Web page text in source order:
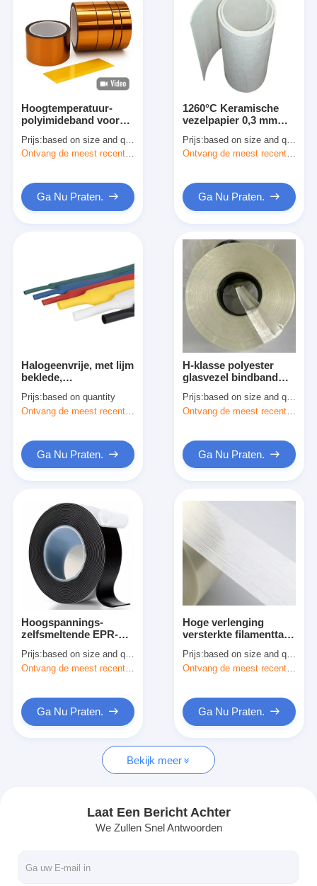
Producten
Ongeveer ons
Fabrieksreis
Kwaliteitscontrole
Zelfklevende Isolatieband
De Isolatieband van de glasdoek
Hittebestendige Isolatieband
De Plakband van de Polyimidefilm
Aluminiumfolie Plakband
Hoogtemperatuur-
polyimideband voor
Prijs: based on size and quantity
Ontvang de meest recente Prijs
Ga Nu Praten.
1260°C Keramische
vezelpapier 0,3 mm
isolatiemateriaal
Prijs: based on size and quantity
Ontvang de meest recente Prijs
Ga Nu Praten.
Halogeenvrije, met lijm
beklede,
buis, vlamvertragend,
waterdicht
Prijs: based on quantity
Ontvang de meest recente Prijs
Ga Nu Praten.
H-klasse polyester
glasvezel bindband
Prijs: based on size and quantity
Ga Nu Praten.
Hoogspannings-
zelfsmeltende EPR-
voor het verbinden
van kabels
Prijs: based on size and quantity
Ontvang de meest recente Prijs
Ga Nu Praten.
Hoge verlenging
versterkte filamenttape
kunststofvezel
versterkt
Prijs: based on size and quantity
Ga Nu Praten.
Bekijk meer
Laat Een Bericht Achter
We Zullen Snel Antwoorden